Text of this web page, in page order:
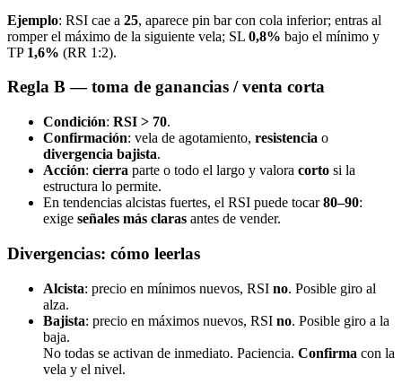
Ejemplo: RSI cae a 25, aparece pin bar con cola inferior; entras al
romper el máximo de la siguiente vela; SL 0,8% bajo el mínimo y
TP 1,6% (RR 1:2).
Regla B — toma de ganancias / venta corta
Condición: RSI > 70.
Confirmación: vela de agotamiento, resistencia o
divergencia bajista.
Acción: cierra parte o todo el largo y valora corto si la
estructura lo permite.
En tendencias alcistas fuertes, el RSI puede tocar80–90:
exige señales más claras antes de vender.
Divergencias: cómo leerlas
Alcista: precio en mínimos nuevos, RSI no. Posible giro al
alza.
Bajista: precio en máximos nuevos, RSI no. Posible giro a la
baja.
No todas se activan de inmediato. Paciencia. Confirma con la
vela y el nivel.